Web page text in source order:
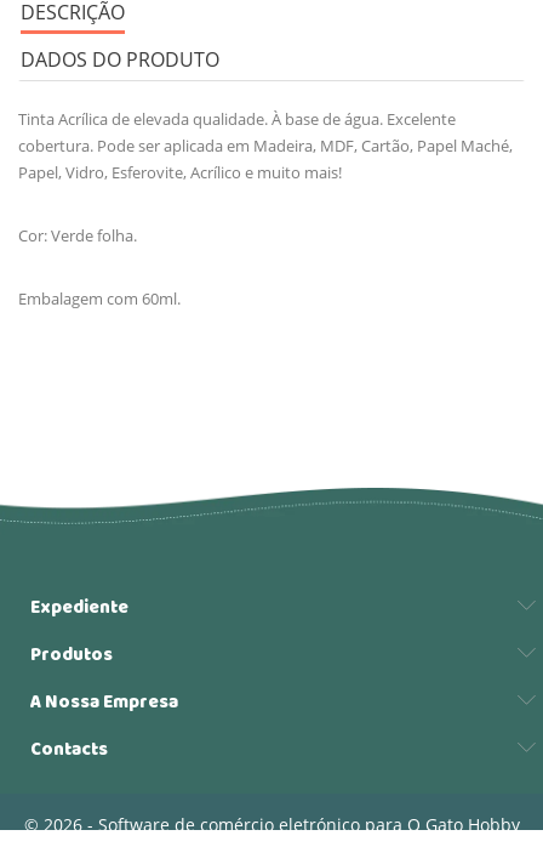
DESCRIÇÃO
DADOS DO PRODUTO
Tinta Acrílica de elevada qualidade. À base de água. Excelente
cobertura. Pode ser aplicada em Madeira, MDF, Cartão, Papel Maché,
Papel, Vidro, Esferovite, Acrílico e muito mais!
Cor: Verde folha.
Embalagem com 60ml.
Expediente
Produtos
A Nossa Empresa
Contacts
© 2026 - Software de comércio eletrónico para O Gato Hobby